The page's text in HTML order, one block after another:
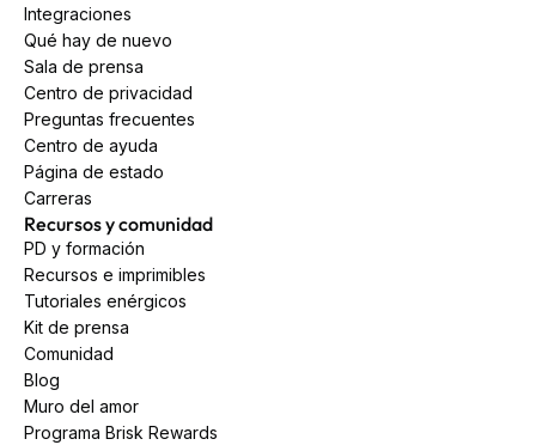
Integraciones
Qué hay de nuevo
Sala de prensa
Centro de privacidad
Preguntas frecuentes
Centro de ayuda
Página de estado
Carreras
Recursos y comunidad
PD y formación
Recursos e imprimibles
Tutoriales enérgicos
Kit de prensa
Comunidad
Blog
Muro del amor
Programa Brisk Rewards